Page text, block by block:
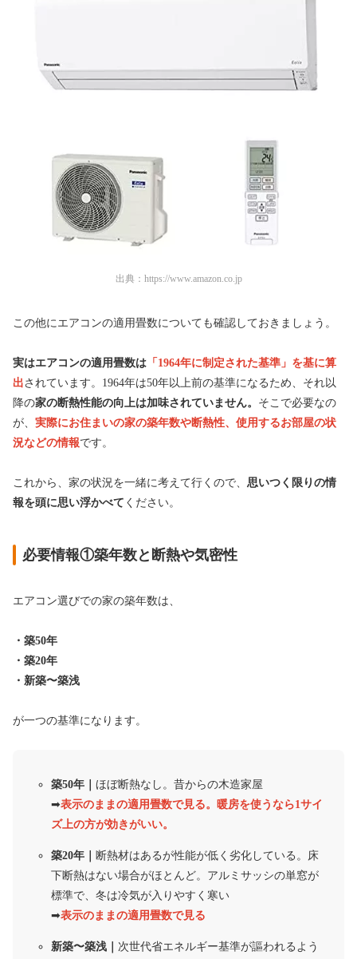
出典： https://www.amazon.co.jp
この他にエアコンの適用畳数についても確認しておきましょう。
実はエアコンの適用畳数は 「1964年に制定された基準」を基に算
出されています。1964年は50年以上前の基準になるため、それ以
降の家の断熱性能の向上は加味されていません。 そこで必要なの
が、 実際にお住まいの家の築年数や断熱性、使用するお部屋の状
況などの情報です。
これから、家の状況を一緒に考えて行くので、 思いつく限りの情
報を頭に思い浮かべて ください。
必要情報①築年数と断熱や気密性
エアコン選びでの家の築年数は、
・築50年
・築20年
・新築〜築浅
が一つの基準になります。
築50年｜ ほぼ断熱なし。昔からの木造家屋
➡︎表示のままの適用畳数で見る。暖房を使うなら1サイ
ズ上の方が効きがいい。
築20年｜ 断熱材はあるが性能が低く劣化している。床
下断熱はない場合がほとんど。アルミサッシの単窓が
標準で、冬は冷気が入りやすく寒い
➡︎表示のままの適用畳数で見る
新築〜築浅｜ 次世代省エネルギー基準が謳われるよう